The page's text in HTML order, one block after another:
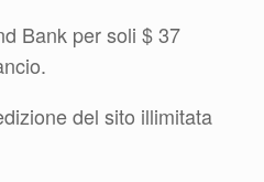
Bank per soli $ 37
del sito illimitata